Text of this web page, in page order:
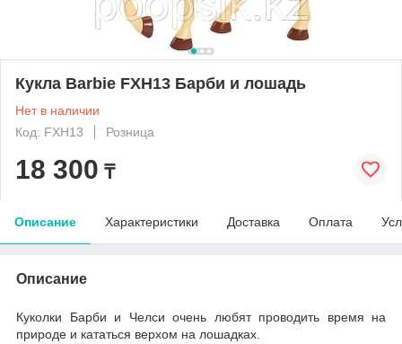
Кукла Barbie FXH13 Барби и лошадь
Нет в наличии
Код: FXH13
Розница
18 300 ₸
Описание Характеристики Доставка Оплата
Описание
Куколки Барби и Челси очень любят проводить время на
природе и кататься верхом на лошадках.